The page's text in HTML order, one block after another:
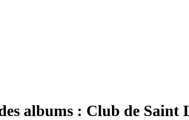
albums : Club de Saint